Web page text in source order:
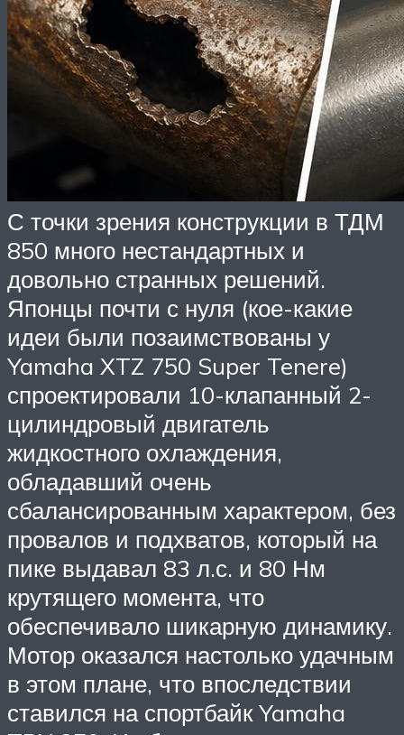
С точки зрения конструкции в ТДМ
850 много нестандартных и
довольно странных решений.
Японцы почти с нуля (кое-какие
идеи были позаимствованы у
Yamaha XTZ 750 Super Tenere)
спроектировали 10-клапанный 2-
цилиндровый двигатель
жидкостного охлаждения,
обладавший очень
сбалансированным характером, без
провалов и подхватов, который на
пике выдавал 83 л.с. и 80 Нм
крутящего момента, что
обеспечивало шикарную динамику.
Мотор оказался настолько удачным
в этом плане, что впоследствии
ставился на спортбайк Yamaha